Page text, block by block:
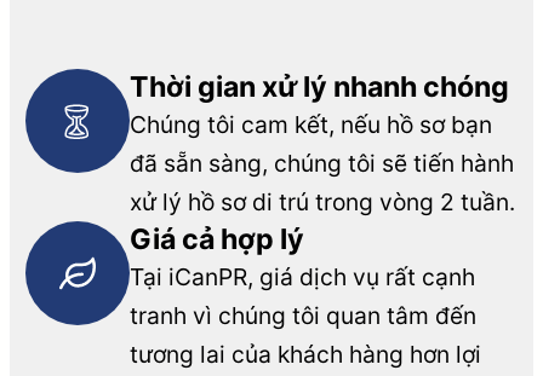
Thời gian xử lý nhanh chóng
Chúng tôi cam kết, nếu hồ sơ bạn
đã sẵn sàng, chúng tôi sẽ tiến hành
xử lý hồ sơ di trú trong vòng 2 tuần.
Giá cả hợp lý
Tại iCanPR, giá dịch vụ rất cạnh
tranh vì chúng tôi quan tâm đến
tương lai của khách hàng hơn lợi